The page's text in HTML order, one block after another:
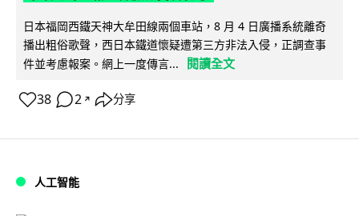
日本福岡西鐵天神大牟田線兩個車站，8 月 4 日廣播系統離奇
播出粗俗歌聲，西日本鐵道懷疑遭第三方非法入侵，正調查事
件並考慮報案。網上一度傳言...
閱讀全文
38 2 ↗ 分享
人工智能